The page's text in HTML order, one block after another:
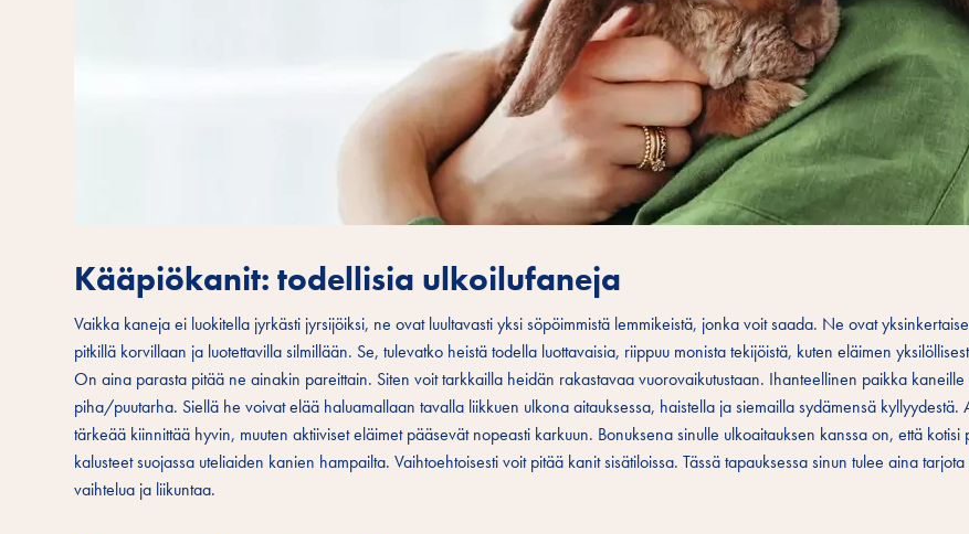
Kääpiökanit: todellisia ulkoilufaneja
Vaikka kaneja ei luokitella jyrkästi jyrsijöiksi, ne ovat luultavasti yksi söpöimmistä lemmikeistä, jonka voit saada. Ne ovat
pitkillä korvillaan ja luotettavilla silmillään. Se, tulevatko heistä todella luottavaisia, riippuu monista tekijöistä, kuten eläimen
On aina parasta pitää ne ainakin pareittain. Siten voit tarkkailla heidän rakastavaa vuorovaikutustaan. Ihanteellinen paikka kaneille
piha/puutarha. Siellä he voivat elää haluamallaan tavalla liikkuen ulkona aitauksessa, haistella ja siemailla sydämensä kyllyydestä.
tärkeää kiinnittää hyvin, muuten aktiiviset eläimet pääsevät nopeasti karkuun. Bonuksena sinulle ulkoaitauksen kanssa on, että kotisi
kalusteet suojassa uteliaiden kanien hampailta. Vaihtoehtoisesti voit pitää kanit sisätiloissa. Tässä tapauksessa sinun tulee aina
vaihtelua ja liikuntaa.